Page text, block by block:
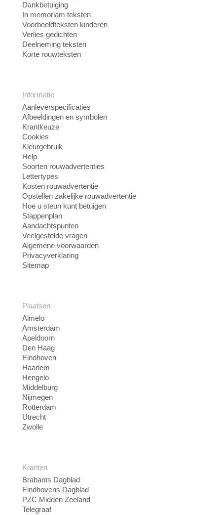
Dankbetuiging
In memoriam teksten
Voorbeeldteksten kinderen
Verlies gedichten
Deelneming teksten
Korte rouwteksten
Informatie
Aanleverspecificaties
Afbeeldingen en symbolen
Krantkeuze
Cookies
Kleurgebruik
Help
Soorten rouwadvertenties
Lettertypes
Kosten rouwadvertentie
Opstellen zakelijke rouwadvertentie
Hoe u steun kunt betuigen
Stappenplan
Aandachtspunten
Veelgestelde vragen
Algemene voorwaarden
Privacyverklaring
Sitemap
Plaatsen
Almelo
Amsterdam
Apeldoorn
Den Haag
Eindhoven
Haarlem
Hengelo
Middelburg
Nijmegen
Rotterdam
Utrecht
Zwolle
Kranten
Brabants Dagblad
Eindhovens Dagblad
PZC Midden Zeeland
Telegraaf